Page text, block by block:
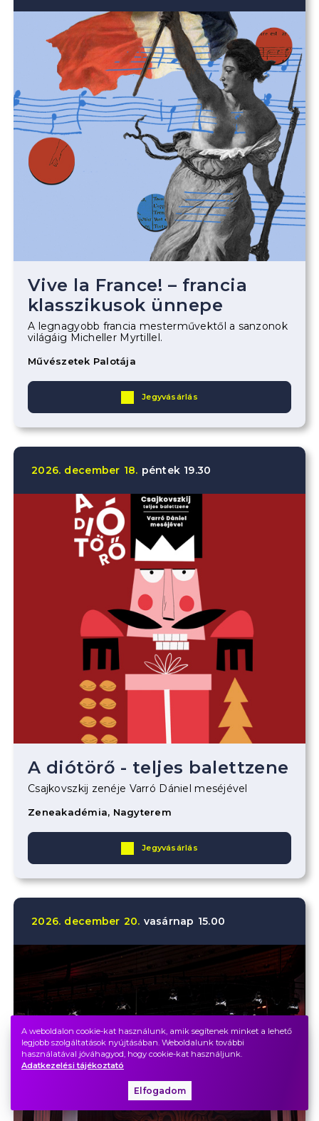
Vive la France! – francia
klasszikusok ünnepe
A legnagyobb francia mesterművektől a sanzonok
világáig Micheller Myrtillel.
Művészetek Palotája
Jegyvásárlás
2026. december 18. péntek 19.30
A diótörő - teljes balettzene
Csajkovszkij zenéje Varró Dániel meséjével
Zeneakadémia, Nagyterem
Jegyvásárlás
2026. december 20. vasárnap 15.00
A weboldalon cookie-kat használunk, amik segítenek minket a lehető
legjobb szolgáltatások nyújtásában. Weboldalunk további
használatával jóváhagyod, hogy cookie-kat használjunk.
Adatkezelési tájékoztató
Elfogadom